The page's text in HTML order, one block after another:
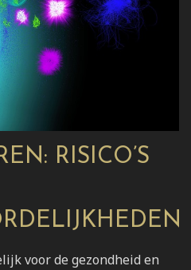
RISICO’S
voor de gezondheid en